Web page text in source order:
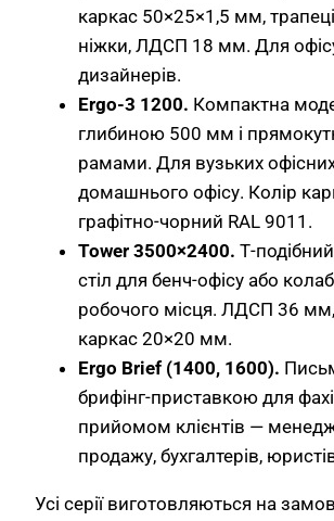
каркас 50×25×1,5 мм,
ніжки, ЛДСП 18 мм. Для
дизайнерів.
Ergo-3 1200. Компактна
глибиною 500 мм і
рамами. Для вузьких
домашнього офісу. Колір
графітно-чорний RAL 9011.
Tower 3500×2400. Т-
стіл для бенч-офісу або
робочого місця. ЛДСП 36
каркас 20×20 мм.
Ergo Brief (1400, 1600).
брифінг-приставкою для
прийомом клієнтів —
продажу, бухгалтерів,
Усі серії виготовляються на